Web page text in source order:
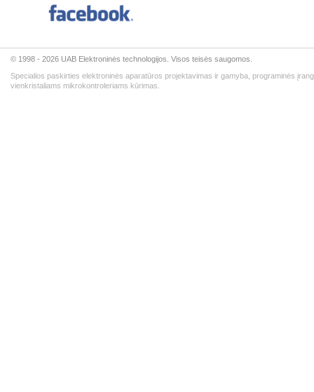
© 1998 - 2026 UAB Elektroninės technologijos. Visos teisės saugomos.
Specialios paskirties elektroninės aparatūros projektavimas ir gamyba, programinės
vienkristaliams mikrokontroleriams kūrimas.